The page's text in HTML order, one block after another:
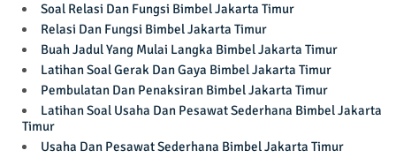
Soal Relasi Dan Fungsi Bimbel Jakarta Timur
Relasi Dan Fungsi Bimbel Jakarta Timur
Buah Jadul Yang Mulai Langka Bimbel Jakarta Timur
Latihan Soal Gerak Dan Gaya Bimbel Jakarta Timur
Pembulatan Dan Penaksiran Bimbel Jakarta Timur
Latihan Soal Usaha Dan Pesawat Sederhana Bimbel Jakarta
Timur
Usaha Dan Pesawat Sederhana Bimbel Jakarta Timur